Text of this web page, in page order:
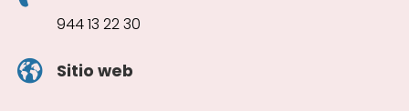
944 13 22 30
Sitio web